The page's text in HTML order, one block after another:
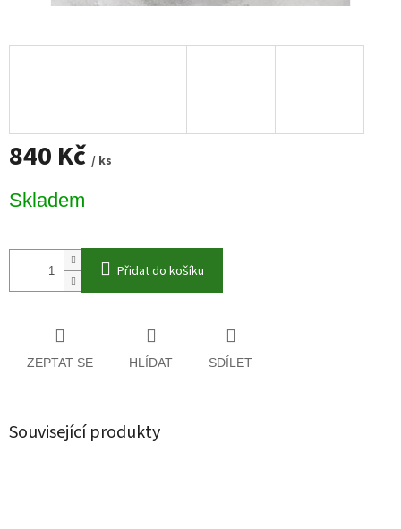
840 Kč / ks
cena:
Skladem
Přidat do košíku
ZEPTAT SE HLÍDAT SDÍLET
Související produkty